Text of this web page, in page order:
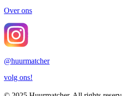
Over ons
@huurmatcher
volg ons!